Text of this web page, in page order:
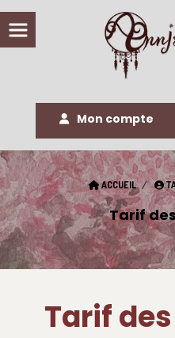
Mon compte
ACCUEIL
Tarif
Tarif